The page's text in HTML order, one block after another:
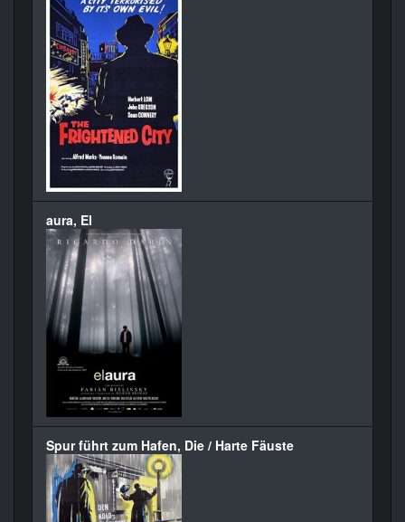
aura, El
Spur führt zum Hafen, Die / Harte Fäuste